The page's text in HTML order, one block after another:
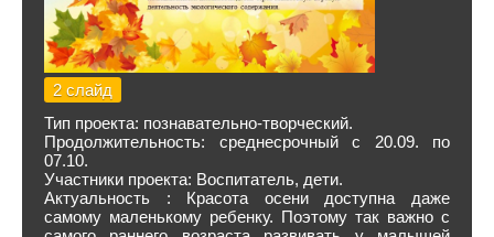
2 слайд
Тип проекта: познавательно-творческий.
Продолжительность: среднесрочный с 20.09. по
07.10.
Участники проекта: Воспитатель, дети.
Актуальность : Красота осени доступна даже
самому маленькому ребенку. Поэтому так важно с